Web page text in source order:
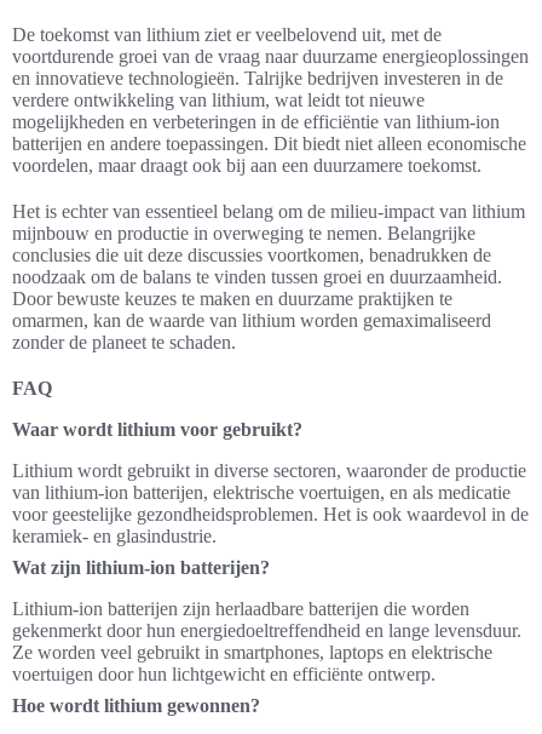
De toekomst van lithium ziet er veelbelovend uit, met de
voortdurende groei van de vraag naar duurzame energieoplossingen
en innovatieve technologieën. Talrijke bedrijven investeren in de
verdere ontwikkeling van lithium, wat leidt tot nieuwe
mogelijkheden en verbeteringen in de efficiëntie van lithium-ion
batterijen en andere toepassingen. Dit biedt niet alleen economische
voordelen, maar draagt ook bij aan een duurzamere toekomst.
Het is echter van essentieel belang om de milieu-impact van lithium
mijnbouw en productie in overweging te nemen. Belangrijke
conclusies die uit deze discussies voortkomen, benadrukken de
noodzaak om de balans te vinden tussen groei en duurzaamheid.
Door bewuste keuzes te maken en duurzame praktijken te
omarmen, kan de waarde van lithium worden gemaximaliseerd
zonder de planeet te schaden.
FAQ
Waar wordt lithium voor gebruikt?
Lithium wordt gebruikt in diverse sectoren, waaronder de productie
van lithium-ion batterijen, elektrische voertuigen, en als medicatie
voor geestelijke gezondheidsproblemen. Het is ook waardevol in de
keramiek- en glasindustrie.
Wat zijn lithium-ion batterijen?
Lithium-ion batterijen zijn herlaadbare batterijen die worden
gekenmerkt door hun energiedoeltreffendheid en lange levensduur.
Ze worden veel gebruikt in smartphones, laptops en elektrische
voertuigen door hun lichtgewicht en efficiënte ontwerp.
Hoe wordt lithium gewonnen?